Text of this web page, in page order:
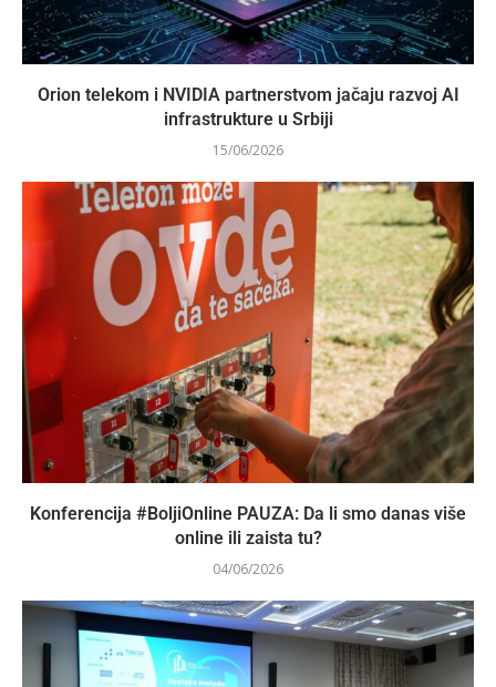
Orion telekom i NVIDIA partnerstvom jačaju razvoj AI
infrastrukture u Srbiji
15/06/2026
Konferencija #BoljiOnline PAUZA: Da li smo danas više
online ili zaista tu?
04/06/2026